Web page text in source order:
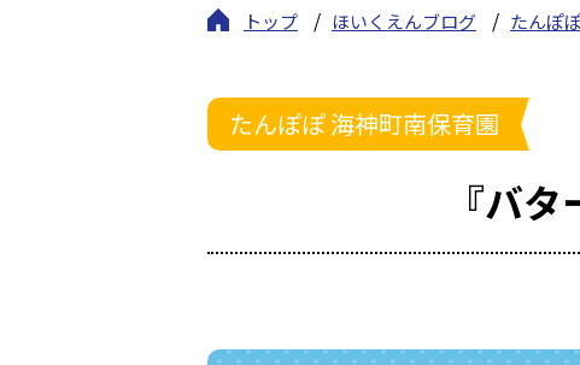
トップ ほいくえんブログ たんぽ
たんぽぽ 海神町南保育園
『バ